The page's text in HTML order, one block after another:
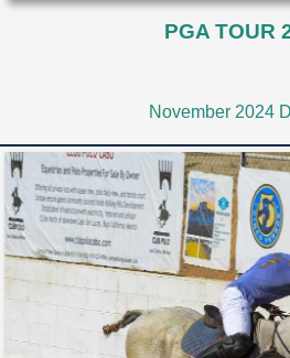
PGA TOUR
November 2024